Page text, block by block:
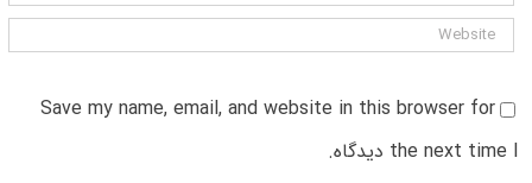
Save my name, email, and website in this browser for
the next time I دیدگاه.